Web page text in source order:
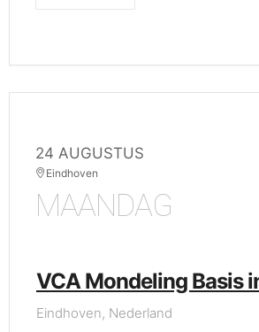
24 AUGUSTUS
Eindhoven
MAANDAG
VCA Mondeling Basis
Eindhoven, Nederland